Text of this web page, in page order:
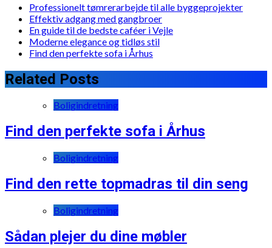
Professionelt tømrerarbejde til alle byggeprojekter
Effektiv adgang med gangbroer
En guide til de bedste caféer i Vejle
Moderne elegance og tidløs stil
Find den perfekte sofa i Århus
Related Posts
Boligindretning
Find den perfekte sofa i Århus
Boligindretning
Find den rette topmadras til din seng
Boligindretning
Sådan plejer du dine møbler